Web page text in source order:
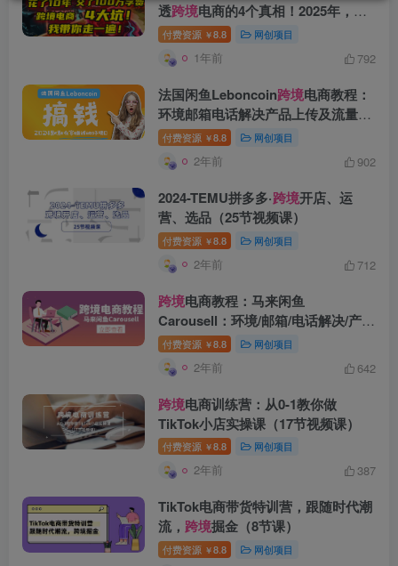
透跨境电商的4个真相！2025年，这
堂课帮你把钱省回来 2025年别再当
跨境“炮灰”了！亚马逊、TikTok、独
立站、Temu，这4个平台的坑，我带
你走一遍！
付费资源 ￥8.8 网创项目
1年前 792
法国闲鱼Leboncoin跨境电商教程：
环境邮箱电话解决产品上传及流量，
悄悄赚钱
付费资源 ￥8.8 网创项目
2年前 902
2024-TEMU拼多多·跨境开店、运
营、选品（25节视频课）
付费资源 ￥8.8 网创项目
2年前 712
跨境电商教程：马来闲鱼
Carousell：环境/邮箱/电话解决/产品
上传及流量
付费资源 ￥8.8 网创项目
2年前 642
跨境电商训练营：从0-1教你做
TikTok小店实操课（17节视频课）
付费资源 ￥8.8 网创项目
2年前 387
TikTok电商带货特训营，跟随时代潮
流， 跨境掘金（8节课）
付费资源 ￥8.8 网创项目